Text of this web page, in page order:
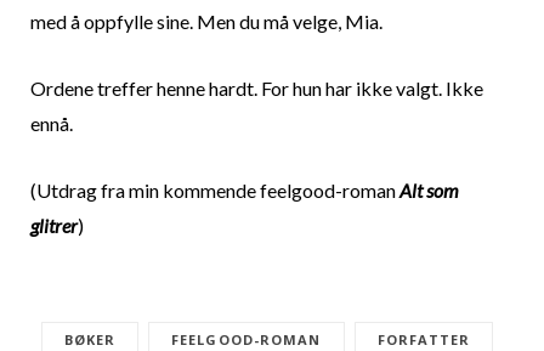
med å oppfylle sine. Men du må velge, Mia.
Ordene treffer henne hardt. For hun har ikke valgt. Ikke
ennå.
(Utdrag fra min kommende feelgood-romanAlt som
glitrer)
BØKER FEELGOOD-ROMAN FORFATTER